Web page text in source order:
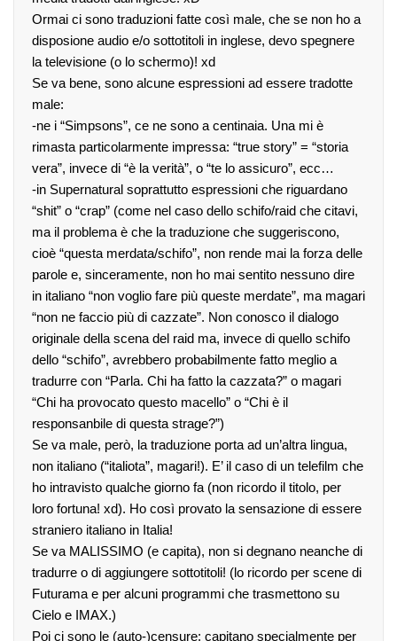
Ormai ci sono traduzioni fatte così male, che se non ho a
disposione audio e/o sottotitoli in inglese, devo spegnere
la televisione (o lo schermo)! xd
Se va bene, sono alcune espressioni ad essere tradotte
male:
-ne i “Simpsons”, ce ne sono a centinaia. Una mi è
rimasta particolarmente impressa: “true story” = “storia
vera”, invece di “è la verità”, o “te lo assicuro”, ecc…
-in Supernatural soprattutto espressioni che riguardano
“shit” o “crap” (come nel caso dello schifo/raid che citavi,
ma il problema è che la traduzione che suggeriscono,
cioè “questa merdata/schifo”, non rende mai la forza delle
parole e, sinceramente, non ho mai sentito nessuno dire
in italiano “non voglio fare più queste merdate”, ma magari
“non ne faccio più di cazzate”. Non conosco il dialogo
originale della scena del raid ma, invece di quello schifo
dello “schifo”, avrebbero probabilmente fatto meglio a
tradurre con “Parla. Chi ha fatto la cazzata?” o magari
“Chi ha provocato questo macello” o “Chi è il
responsanbile di questa strage?”)
Se va male, però, la traduzione porta ad un’altra lingua,
non italiano (“italiota”, magari!). E’ il caso di un telefilm che
ho intravisto qualche giorno fa (non ricordo il titolo, per
loro fortuna! xd). Ho così provato la sensazione di essere
straniero italiano in Italia!
Se va MALISSIMO (e capita), non si degnano neanche di
tradurre o di aggiungere sottotitoli! (lo ricordo per scene di
Futurama e per alcuni programmi che trasmettono su
Cielo e IMAX.)
Poi ci sono le (auto-)censure: capitano specialmente per